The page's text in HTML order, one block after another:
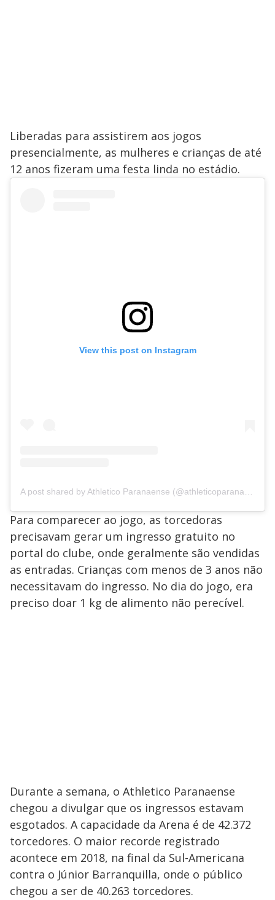
Liberadas para assistirem aos jogos
presencialmente, as mulheres e crianças de até
12 anos fizeram uma festa linda no estádio.
View this post on Instagram
A post shared by Athletico Paranaense (@athleticoparanaense)
Para comparecer ao jogo, as torcedoras
precisavam gerar um ingresso gratuito no
portal do clube, onde geralmente são vendidas
as entradas. Crianças com menos de 3 anos não
necessitavam do ingresso. No dia do jogo, era
preciso doar 1 kg de alimento não perecível.
Durante a semana, o Athletico Paranaense
chegou a divulgar que os ingressos estavam
esgotados. A capacidade da Arena é de 42.372
torcedores. O maior recorde registrado
acontece em 2018, na final da Sul-Americana
contra o Júnior Barranquilla, onde o público
chegou a ser de 40.263 torcedores.